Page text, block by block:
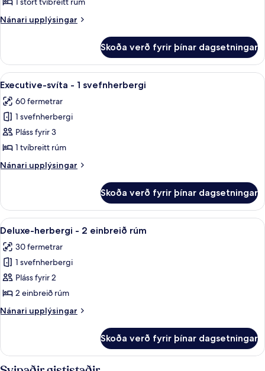
-
1
tvíbreitt
rúm
Nánari upplýsingar
Nánari
svíta
1
tvíbreitt
rúm
Skoða verð fyrir þínar dagsetningar
Skoða
allar
myndir
fyrir
Executive-
svíta
-
1
Executive-svíta - 1 svefnherbergi |
6
Executive-svíta - 1 svefnherbergi
60 fermetrar
1 svefnherbergi
Pláss fyrir 3
1 tvíbreitt rúm
Nánari upplýsingar
Nánari
svíta
1
Skoða verð fyrir þínar dagsetningar
Skoða
allar
myndir
fyrir
Deluxe-
herbergi
-
2
rúm
2 barir/setustofur, 2 sundlaugarbarir
4
Deluxe-herbergi - 2 einbreið rúm
30 fermetrar
1 svefnherbergi
Pláss fyrir 2
2 einbreið rúm
Nánari upplýsingar
Nánari
herbergi
-
Skoða verð fyrir þínar dagsetningar